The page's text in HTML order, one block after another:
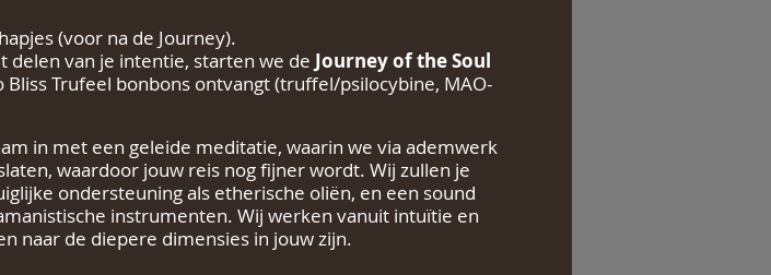
(voor na de Journey).
delen van je intentie, starten we de Journey of the Soul
Trufeel bonbons ontvangt (truffel/psilocybine, MAO-
in met een geleide meditatie, waarin we via ademwerk
waardoor jouw reis nog fijner wordt. Wij zullen je
ondersteuning als etherische oliën, en een sound
instrumenten. Wij werken vanuit intuïtie en
naar de diepere dimensies in jouw zijn.